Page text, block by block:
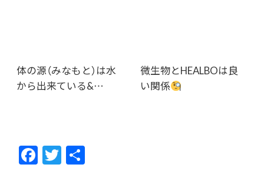
体の源（みなもと）は水
から出来ている&…
微生物とHEALBOは良
い関係
F
ac
T
w